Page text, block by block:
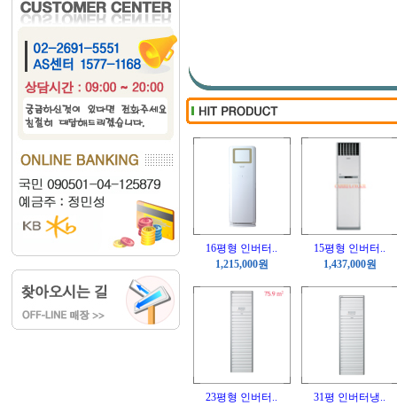
16평형 인버터..
1,215,000원
15평형 인버터..
1,437,000원
23평형 인버터..
31평 인버터냉..